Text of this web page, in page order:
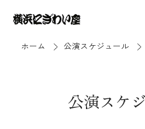
ホーム
公演スケジュール
公演スケ